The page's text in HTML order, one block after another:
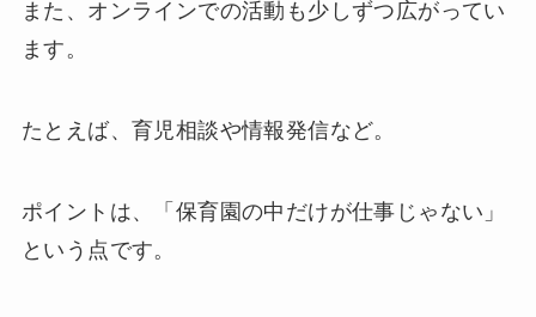
また、オンラインでの活動も少しずつ広がってい
ます。
たとえば、育児相談や情報発信など。
ポイントは、「保育園の中だけが仕事じゃない」
という点です。